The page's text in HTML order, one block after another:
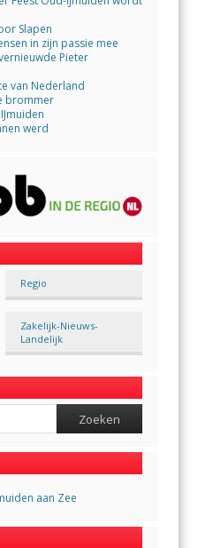
Slapen
in zijn passie mee
Pieter
van Nederland
brommer
werd
Regio
Zakelijk-Nieuws-
Landelijk
aan Zee